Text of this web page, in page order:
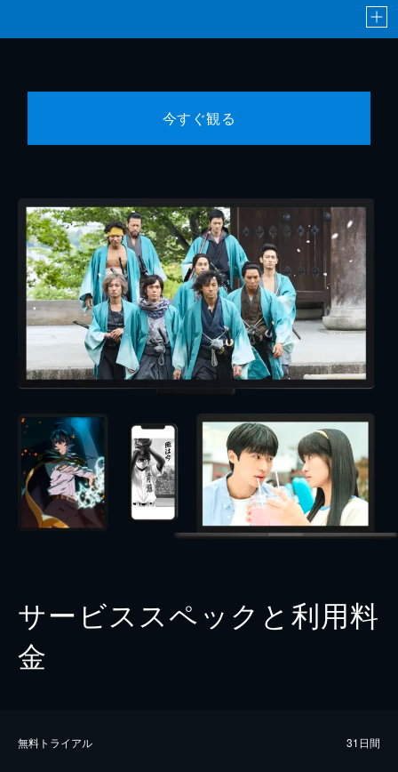
今すぐ観る
サービススペックと利用料
金
無料トライアル 31日間